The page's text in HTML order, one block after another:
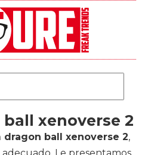
xenoverse 2
dragon ball xenoverse 2,